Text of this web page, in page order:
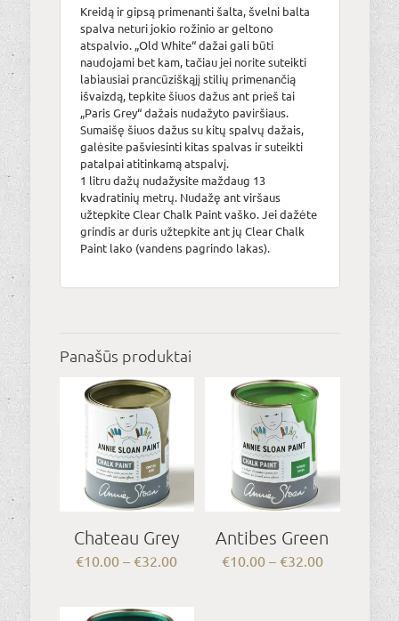
Kreidą ir gipsą primenanti šalta, švelni balta
spalva neturi jokio rožinio ar geltono
atspalvio. „Old White“ dažai gali būti
naudojami bet kam, tačiau jei norite suteikti
labiausiai prancūziškąjį stilių primenančią
išvaizdą, tepkite šiuos dažus ant prieš tai
„Paris Grey“ dažais nudažyto paviršiaus.
Sumaišę šiuos dažus su kitų spalvų dažais,
galėsite pašviesinti kitas spalvas ir suteikti
patalpai atitinkamą atspalvį.
1 litru dažų nudažysite maždaug 13
kvadratinių metrų. Nudažę ant viršaus
užtepkite Clear Chalk Paint vaško. Jei dažėte
grindis ar duris užtepkite ant jų Clear Chalk
Paint lako (vandens pagrindo lakas).
Panašūs produktai
Chateau Grey
€10.00 – €32.00Price
Antibes Green
€10.00 – €32.00Price
through